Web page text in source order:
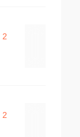
2
2